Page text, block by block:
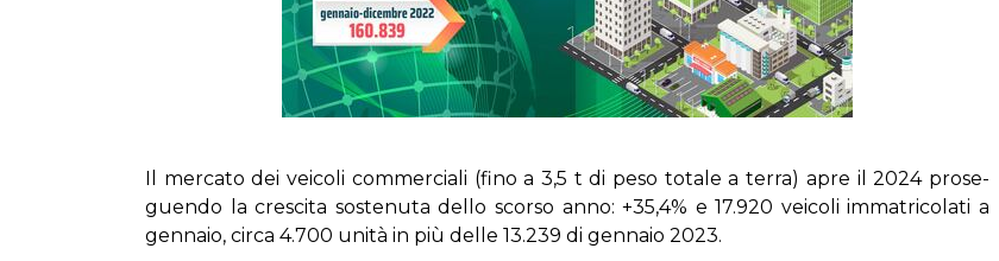
Il mer­ca­to dei vei­co­li com­mer­cia­li (fi­no a 3,5 t di pe­so to­ta­le a ter­ra) apre il 2024 pro­se­
guen­do la cre­sci­ta so­ste­nu­ta del­lo scor­so an­no: +35,4% e 17.920 vei­co­li im­ma­tri­co­la­ti a
gen­na­io, cir­ca 4.700 uni­tà in più del­le 13.239 di gen­na­io 2023.